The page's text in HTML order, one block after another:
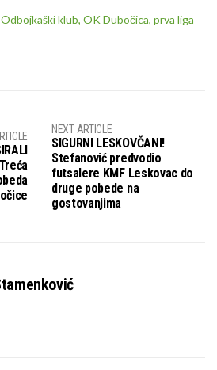
Odbojkaški klub, OK Dubočica, prva liga
NEXT ARTICLE
SIGURNI LESKOVČANI!
Stefanović predvodio
futsalere KMF Leskovac do
druge pobede na
gostovanjima